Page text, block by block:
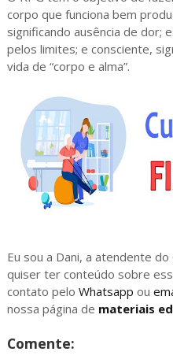
corpo que funciona bem
significando ausência de dor;
pelos limites; e consciente,
vida de “corpo e alma”.
Eu sou a Dani, a atendente do
quiser ter conteúdo sobre
contato pelo Whatsapp ou
nossa página de materiais
Comente: